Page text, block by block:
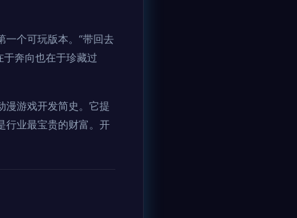
一个可玩版本。“带回去
奔向也在于珍藏过
漫游戏开发简史。它提
行业最宝贵的财富。开